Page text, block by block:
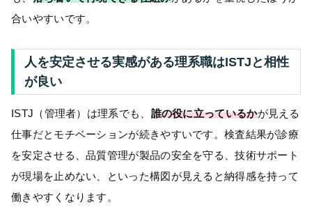
合いやすいです。
人を安定させる実感がある理系職はISTJと相性
が良い
ISTJ（管理者）は理系でも、 誰の役に立っているかが見える
仕事だとモチベーションが続きやすいです。検査結果が診療
を安定させる、品質管理が製品の安全を守る、技術サポート
が現場を止めない、といった構図が見えると納得感を持って
働きやすくなります。